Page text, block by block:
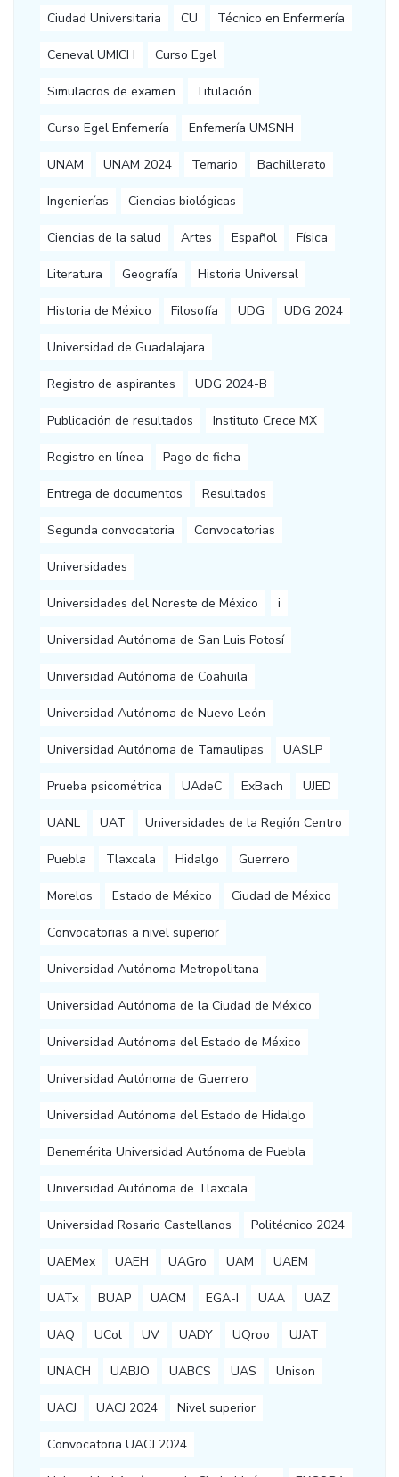
Ciudad Universitaria CU Técnico en Enfermería
Ceneval UMICH Curso Egel
Simulacros de examen Titulación
Curso Egel Enfemería Enfemería UMSNH
UNAM UNAM 2024 Temario Bachillerato
Ingenierías Ciencias biológicas
Ciencias de la salud Artes Español Física
Literatura Geografía Historia Universal
Historia de México Filosofía UDG UDG 2024
Universidad de Guadalajara
Registro de aspirantes UDG 2024-B
Publicación de resultados Instituto Crece MX
Registro en línea Pago de ficha
Entrega de documentos Resultados
Segunda convocatoria Convocatorias
Universidades
Universidades del Noreste de México i
Universidad Autónoma de San Luis Potosí
Universidad Autónoma de Coahuila
Universidad Autónoma de Nuevo León
Universidad Autónoma de Tamaulipas UASLP
Prueba psicométrica UAdeC ExBach UJED
UANL UAT Universidades de la Región Centro
Puebla Tlaxcala Hidalgo Guerrero
Morelos Estado de México Ciudad de México
Convocatorias a nivel superior
Universidad Autónoma Metropolitana
Universidad Autónoma de la Ciudad de México
Universidad Autónoma del Estado de México
Universidad Autónoma de Guerrero
Universidad Autónoma del Estado de Hidalgo
Benemérita Universidad Autónoma de Puebla
Universidad Autónoma de Tlaxcala
Universidad Rosario Castellanos Politécnico 2024
UAEMex UAEH UAGro UAM UAEM
UATx BUAP UACM EGA-I UAA UAZ
UAQ UCol UV UADY UQroo UJAT
UNACH UABJO UABCS UAS Unison
UACJ UACJ 2024 Nivel superior
Convocatoria UACJ 2024